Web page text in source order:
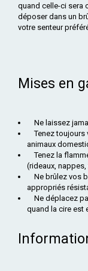
quand celle-ci sera
déposer dans un
votre senteur
Mises en
Ne laissez
Tenez toujours
animaux
Tenez la
(rideaux,
Ne brûlez vos
appropriés
Ne déplacez
quand la cire est